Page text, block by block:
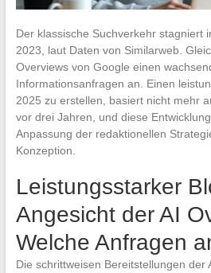
Der klassische Suchverkehr stagniert
2023, laut Daten von Similarweb.
Overviews von Google einen
Informationsanfragen an. Einen
2025 zu erstellen, basiert nicht mehr
vor drei Jahren, und diese
Anpassung der redaktionellen
Konzeption.
Leistungsstarker
Angesicht der AI
Welche Anfragen
Die schrittweisen Bereitstellungen der